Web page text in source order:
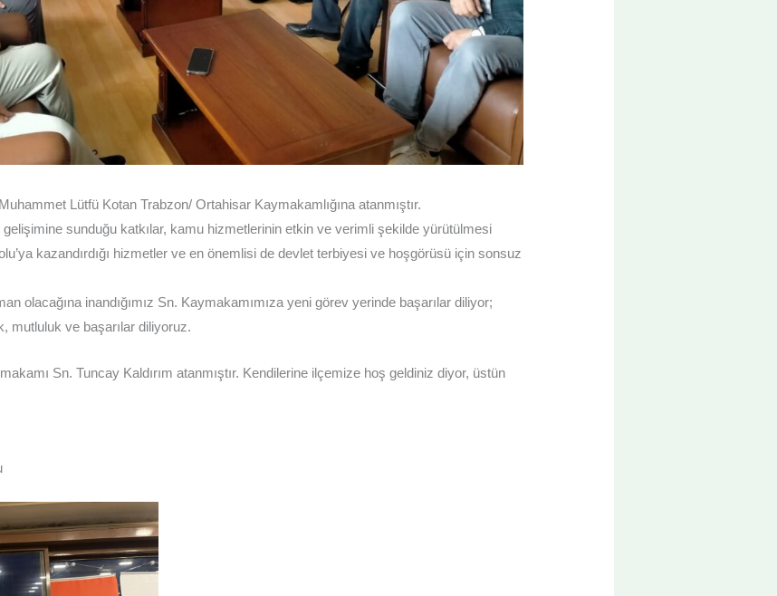
Lütfü Kotan Trabzon/ Ortahisar Kaymakamlığına atanmıştır.
sunduğu katkılar, kamu hizmetlerinin etkin ve verimli şekilde yürütülmesi
kazandırdığı hizmetler ve en önemlisi de devlet terbiyesi ve hoşgörüsü için sonsuz
olacağına inandığımız Sn. Kaymakamımıza yeni görev yerinde başarılar diliyor;
mutluluk ve başarılar diliyoruz.
Sn. Tuncay Kaldırım atanmıştır. Kendilerine ilçemize hoş geldiniz diyor, üstün